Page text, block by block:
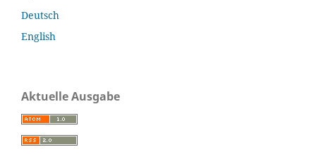
Deutsch
English
Aktuelle Ausgabe